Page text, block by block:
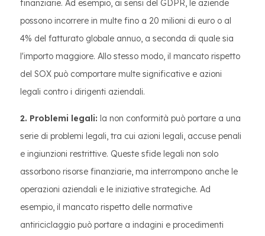
finanziarie. Ad esempio, ai sensi del GDPR, le aziende
possono incorrere in multe fino a 20 milioni di euro o al
4% del fatturato globale annuo, a seconda di quale sia
l'importo maggiore. Allo stesso modo, il mancato rispetto
del SOX può comportare multe significative e azioni
legali contro i dirigenti aziendali.
2. Problemi legali: la non conformità può portare a una
serie di problemi legali, tra cui azioni legali, accuse penali
e ingiunzioni restrittive. Queste sfide legali non solo
assorbono risorse finanziarie, ma interrompono anche le
operazioni aziendali e le iniziative strategiche. Ad
esempio, il mancato rispetto delle normative
antiriciclaggio può portare a indagini e procedimenti